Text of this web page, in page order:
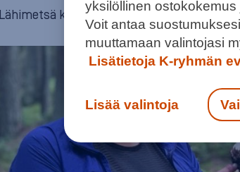
Lähimetsä kutsuu sieniretkelle, älä unohda
yksilöllinen
Voit antaa
muuttamaan valintojasi
Lisätietoja K-ryhmän
Lisää valintoja